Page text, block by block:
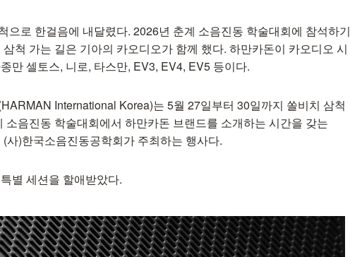
으로 한걸음에 내달렸다. 2026년 춘계 소음진동 학술대회에 참석하기
척 가는 길은 기아의 카오디오가 함께 했다. 하만카돈이 카오디오 시
만 셀토스, 니로, 타스만, EV3, EV4, EV5 등이다.
International Korea)는 5월 27일부터 30일까지 쏠비치 삼척
소음진동 학술대회에서 하만카돈 브랜드를 소개하는 시간을 갖는
사)한국소음진동공학회가 주최하는 행사다.
별 세션을 할애받았다.